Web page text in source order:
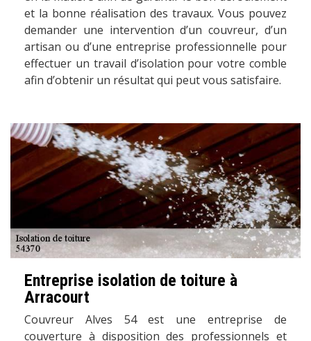
et la bonne réalisation des travaux. Vous pouvez
demander une intervention d’un couvreur, d’un
artisan ou d’une entreprise professionnelle pour
effectuer un travail d’isolation pour votre comble
afin d’obtenir un résultat qui peut vous satisfaire.
Entreprise isolation de toiture à
Arracourt
Couvreur Alves 54 est une entreprise de
couverture à disposition des professionnels et